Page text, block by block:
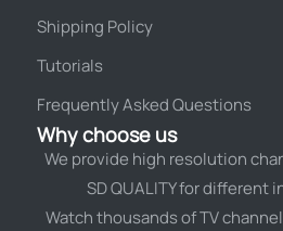
Shipping Policy
Tutorials
Frequently Asked Questions
Why choose us
We provide high resolution
SD QUALITY for different
Watch thousands of TV